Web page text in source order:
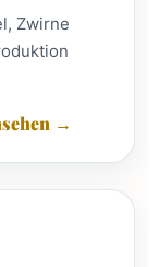
Zwirne
→